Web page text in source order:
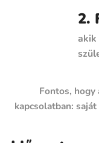
2.
akik
Fontos, hogy
kapcsolatban: